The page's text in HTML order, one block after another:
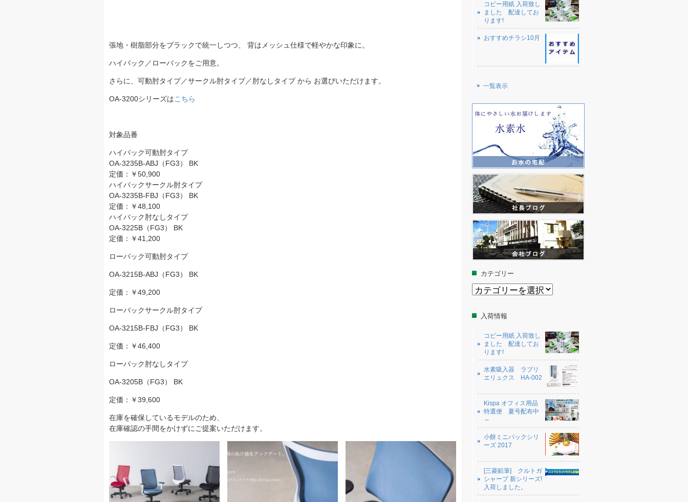
張地・樹脂部分をブラックで統一しつつ、 背はメッシュ仕様で軽やかな印象に。
ハイバック／ローバックをご用意。
さらに、可動肘タイプ／サークル肘タイプ／肘なしタイプ から お選びいただけます。
OA-3200シリーズはこちら
対象品番
ハイバック可動肘タイプ
OA-3235B-ABJ（FG3） BK
定価：￥50,900
ハイバックサークル肘タイプ
OA-3235B-FBJ（FG3） BK
定価：￥48,100
ハイバック肘なしタイプ
OA-3225B（FG3） BK
定価：￥41,200
ローバック可動肘タイプ
OA-3215B-ABJ（FG3） BK
定価：￥49,200
ローバックサークル肘タイプ
OA-3215B-FBJ（FG3） BK
定価：￥46,400
ローバック肘なしタイプ
OA-3205B（FG3） BK
定価：￥39,600
在庫を確保しているモデルのため、
在庫確認の手間をかけずにご提案いただけます。
コピー用紙 入荷致し
ました 配達してお
ります!
おすすめチラシ10月
一覧表示
カテゴリー
カ
テ
ー
入荷情報
コピー用紙 入荷致し
ました 配達してお
ります!
水素吸入器 ラブリ
エリュクス HA-002
Kispa オフィス用品
特選便 夏号配布中
～
小餅ミニパックシリ
ーズ 2017
[三菱鉛筆] クルトガ
シャープ 新シリーズ!
入荷しました。